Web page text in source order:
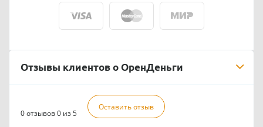
Отзывы клиентов о ОренДеньги
0 отзывов0 из 5
Оставить отзыв